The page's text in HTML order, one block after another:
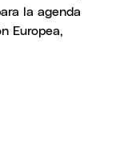
la agenda
Europea,